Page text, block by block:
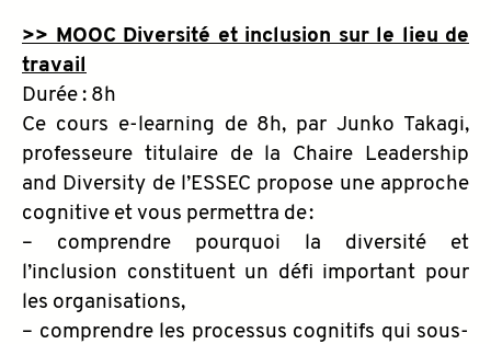
>> MOOC Diversité et inclusion sur le lieu de
travail
Durée : 8h
Ce cours e-learning de 8h, par Junko Takagi,
professeure titulaire de la Chaire Leadership
and Diversity de l’ESSEC propose une approche
cognitive et vous permettra de :
– comprendre pourquoi la diversité et
l’inclusion constituent un défi important pour
les organisations,
– comprendre les processus cognitifs qui sous-